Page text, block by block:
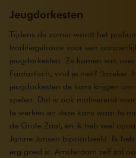
Jeugdorkesten
Tijdens de zomer wordt het
traditiegetrouw voor een
jeugdorkesten. Ze komen van
Fantastisch, vind je niet? ‘Jazeker.
jeugdorkesten de kans krijgen om
spelen. Dat is ook motiverend
te werken en deze kans waar te
de Grote Zaal, en ik heb veel
Janine Jansen bijvoorbeeld. Ik
erg goed is. Amsterdam zelf zal